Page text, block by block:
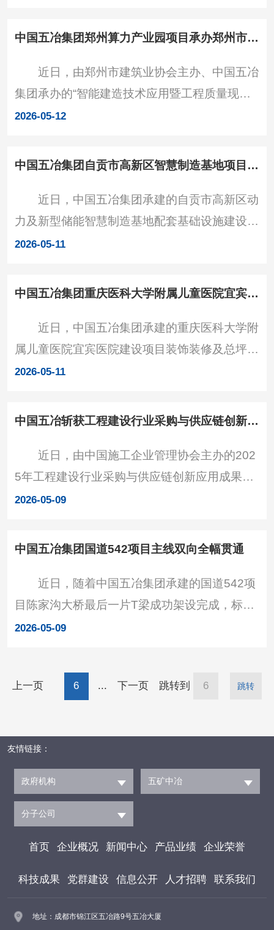
公司集中开展以“强化安全警示教育，压实全员
动。 此次活动覆盖所有分（子）公司、全国
各地项目及所有生产车间、厂站基地，涵盖各层
级管理人员和一线作业人员共计十万余人，基本
中国五冶集团郑州算力产业园项目承办郑州市建筑业协会观摩活动
近日，由郑州市建筑业协会主办、中国五冶
集团承办的“智能建造技术应用暨工程质量现场
观摩活动”在郑州算力产业园项目举行，活动现
加。 本次观摩重点展示了项目质量精细化管
机器人运用及环境智能监测、近零碳建筑及太阳
能光伏储能系统等亮点。其中，中国五冶集团多
用途智能配送机器人、智能喷涂机器人、高空钢
2026-05-12
中国五冶集团自贡市高新区智慧制造基地项目钢结构首吊成功
近日，中国五冶集团承建的自贡市高新区动
力及新型储能智慧制造基地配套基础设施建设
(一期)项目三标段钢结构首吊成功。 该项目
占地面积约572亩，总建筑面积约38万平方米，
舍及相关附属设施。其中，由中国五冶集团承建
的第三标段是项目的核心部分，建筑面积约13.7
万平方米，涵盖多个关键单体及配套工程。
2026-05-11
中国五冶集团重庆医科大学附属儿童医院宜宾医院建设项目装饰装修及总坪工程通过竣工验收
近日，中国五冶集团承建的重庆医科大学附
属儿童医院宜宾医院建设项目装饰装修及总坪工
程通过竣工验收。 该项目位于宜宾市叙州
总建筑面积约19万平方米，主要负责医院门
装饰装修及院内总坪等工程。 作为成渝地区
双城经济圈儿科医疗协同发展的关键载体，该项
目建成后，将充分依托重庆医科大学附属儿童医
2026-05-11
中国五冶斩获工程建设行业采购与供应链创新应用成果两项一等奖
近日，由中国施工企业管理协会主办的202
5年工程建设行业采购与供应链创新应用成果评
选结果正式揭晓，中国五冶《采购与供应链创新
应链智慧物流背景下混凝土企业智能仓储的应
采购与供应链领域的创新能力。 本次成果评
选行业覆盖面广、参赛主体众多、竞争激烈，业
内多家骨干企业携优质创新成果同台竞技。《采
2026-05-09
中国五冶集团国道542项目主线双向全幅贯通
近日，随着中国五冶集团承建的国道542项
目陈家沟大桥最后一片T梁成功架设完成，标志
着该项目主线双向全幅贯通。 国道542达川
里/小时，是连接巴中与达州的重要干线。该项
座桥梁，累计架设T梁1300余片。 项
目建成后，将显著提升区域交通
2026-05-09
上一页 6 ... 下一页 跳转到 跳转
友情链接：
政府机构 五矿中冶
分子公司
首页 企业概况 新闻中心 产品业绩 企业荣誉
科技成果 党群建设 信息公开 人才招聘 联系我们
地址：成都市锦江区五冶路9号五冶大厦